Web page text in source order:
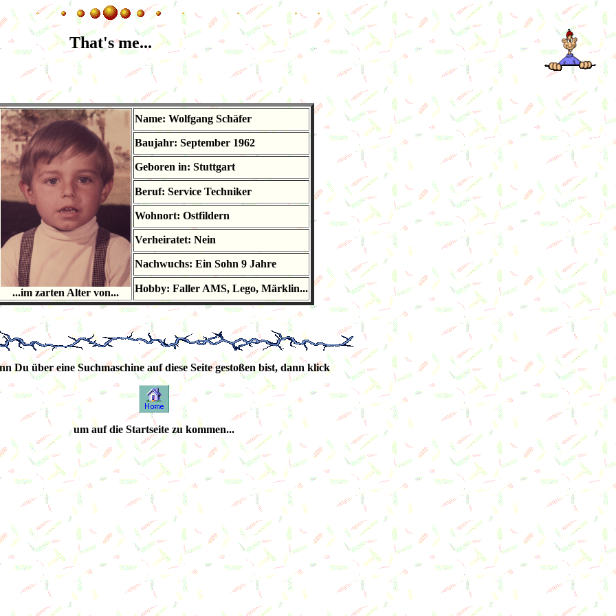
That's me...
...im zarten Alter von...
Name: Wolfgang Schäfer
Baujahr: September 1962
Geboren in: Stuttgart
Beruf: Service Techniker
Wohnort: Ostfildern
Verheiratet: Nein
Nachwuchs: Ein Sohn 9 Jahre
Hobby: Faller AMS, Lego, Märklin...
Du über eine Suchmaschine auf diese Seite gestoßen bist, dann klick
um auf die Startseite zu kommen...